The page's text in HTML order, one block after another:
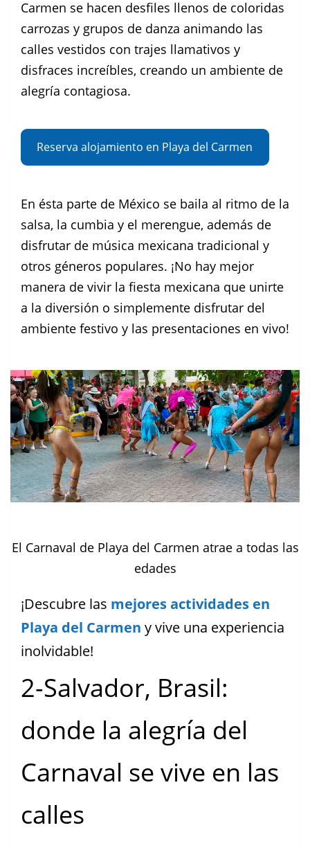
Carmen se hacen desfiles llenos de coloridas
carrozas y grupos de danza animando las
calles vestidos con trajes llamativos y
disfraces increíbles, creando un ambiente de
alegría contagiosa.
Reserva alojamiento en Playa del Carmen
En ésta parte de México se baila al ritmo de la
salsa, la cumbia y el merengue, además de
disfrutar de música mexicana tradicional y
otros géneros populares. ¡No hay mejor
manera de vivir la fiesta mexicana que unirte
a la diversión o simplemente disfrutar del
ambiente festivo y las presentaciones en vivo!
El Carnaval de Playa del Carmen atrae a todas las
edades
¡Descubre las mejores actividades en
Playa del Carmen y vive una experiencia
inolvidable!
2-Salvador, Brasil:
donde la alegría del
Carnaval se vive en las
calles